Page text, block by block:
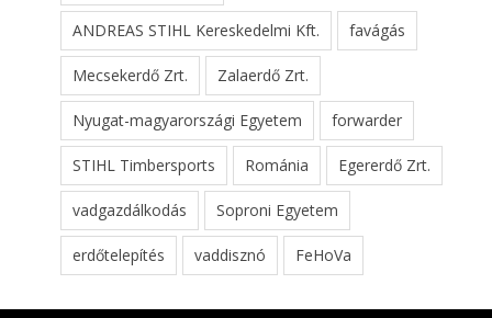
ANDREAS STIHL Kereskedelmi Kft. favágás
Mecsekerdő Zrt. Zalaerdő Zrt.
Nyugat-magyarországi Egyetem forwarder
STIHL Timbersports Románia Egererdő Zrt.
vadgazdálkodás Soproni Egyetem
erdőtelepítés vaddisznó FeHoVa